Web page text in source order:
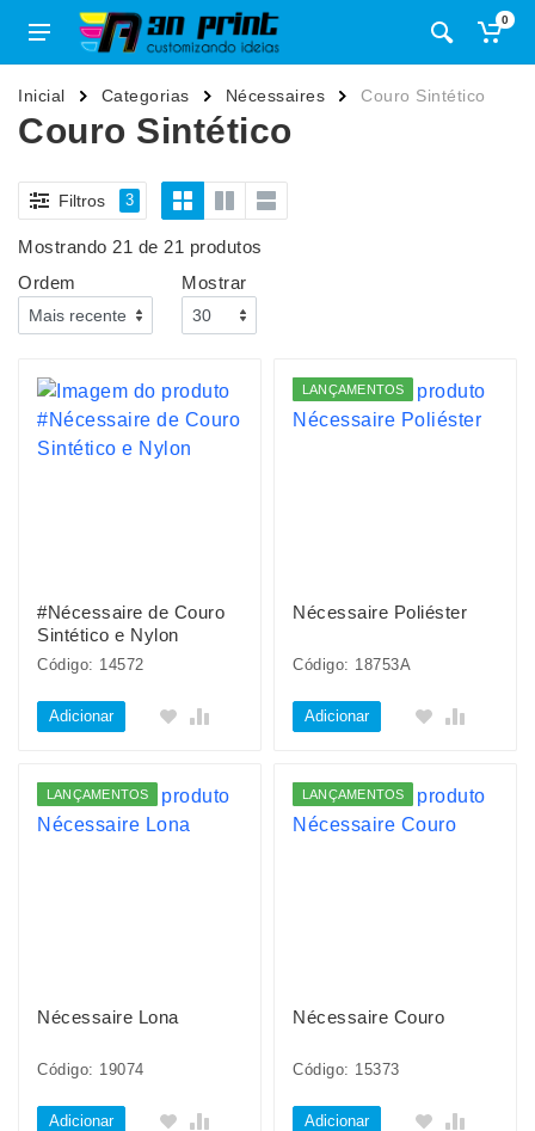
0
Inicial Categorias Nécessaires Couro Sintético
Couro Sintético
Filtros 3
Mostrando 21 de 21 produtos
Ordem
Mostrar
#Nécessaire de Couro
Sintético e Nylon
Código: 14572
Adicionar
LANÇAMENTOS
Nécessaire Poliéster
Código: 18753A
Adicionar
LANÇAMENTOS
Nécessaire Lona
Código: 19074
Adicionar
LANÇAMENTOS
Nécessaire Couro
Código: 15373
Adicionar